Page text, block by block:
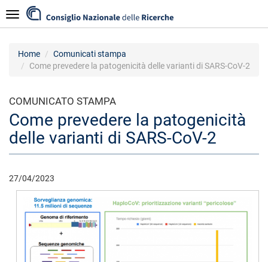
al
contenuto
Navigazione
Home
Comunicati stampa
Come prevedere la patogenicità delle varianti di SARS-CoV-2
COMUNICATO STAMPA
Come prevedere la patogenicità
delle varianti di SARS-CoV-2
27/04/2023